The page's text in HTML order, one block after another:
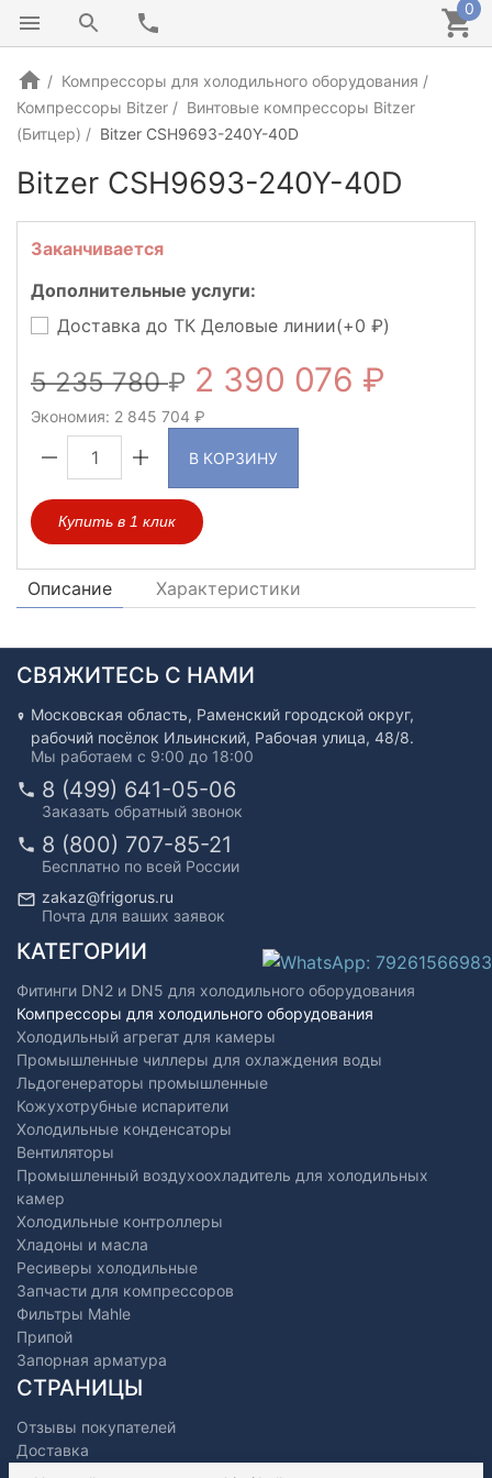
0
Компрессоры для холодильного оборудования
Компрессоры Bitzer
Винтовые компрессоры Bitzer
(Битцер)
Bitzer CSH9693-240Y-40D
Bitzer CSH9693-240Y-40D
ГЕРМАНИЯ
Заканчивается
Дополнительные услуги:
Доставка до ТК Деловые линии(+0 )
5 235 780 2 390 076
Экономия: 2 845 704
В КОРЗИНУ
Купить в 1 клик
Описание Характеристики
СВЯЖИТЕСЬ С НАМИ
Московская область, Раменский городской округ,
рабочий посёлок Ильинский, Рабочая улица, 48/8.
Мы работаем с 9:00 до 18:00
8 (499) 641-05-06
Заказать обратный звонок
8 (800) 707-85-21
Бесплатно по всей России
zakaz@frigorus.ru
Почта для ваших заявок
КАТЕГОРИИ
Фитинги DN2 и DN5 для холодильного оборудования
Компрессоры для холодильного оборудования
Холодильный агрегат для камеры
Промышленные чиллеры для охлаждения воды
Льдогенераторы промышленные
Кожухотрубные испарители
Холодильные конденсаторы
Вентиляторы
Промышленный воздухоохладитель для холодильных
камер
Холодильные контроллеры
Хладоны и масла
Ресиверы холодильные
Запчасти для компрессоров
Фильтры Mahle
Припой
Запорная арматура
СТРАНИЦЫ
Отзывы покупателей
Доставка
Оплата